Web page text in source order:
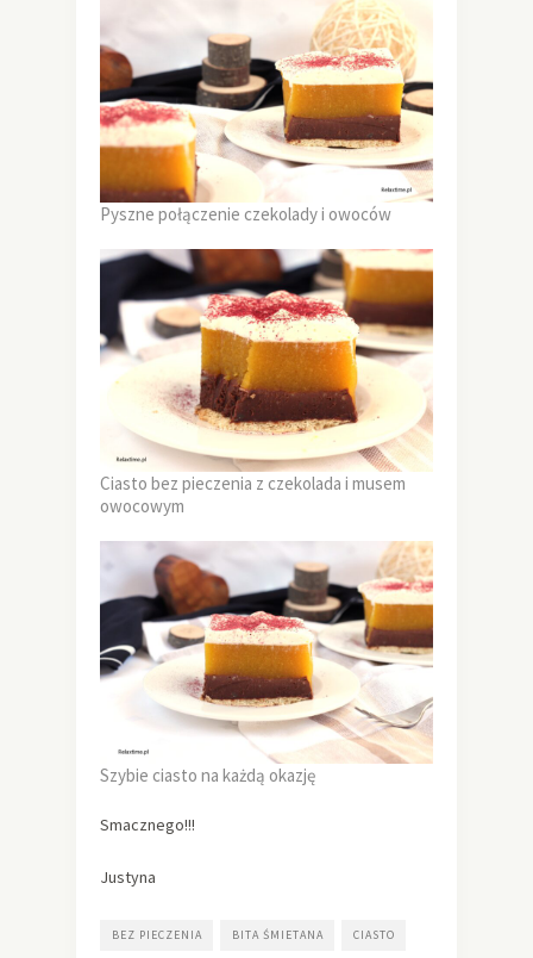
Pyszne połączenie czekolady i owoców
Ciasto bez pieczenia z czekolada i musem
owocowym
Szybie ciasto na każdą okazję
Smacznego!!!
Justyna
BEZ PIECZENIA BITA ŚMIETANA CIASTO